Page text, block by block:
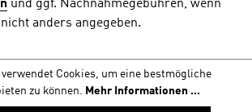
und ggf. Nachnahmegebühren, wenn
nicht anders angegeben.
verwendet Cookies, um eine bestmögliche
zu können. Mehr Informationen ...